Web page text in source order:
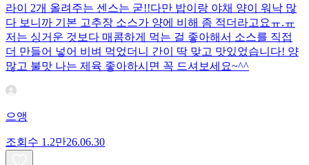
라이 2개 올려주는 센스는 굳!! ​다만 밥이랑 야채 양이 워낙 많
다 보니까 기본 고추장 소스가 양에 비해 좀 적더라고요ㅠ.ㅠ
저는 싱거운 것보다 매콤하게 먹는 걸 좋아해서 소스를 직접
더 만들어 넣어 비벼 먹었더니 간이 딱 맞고 맛있었습니다! 양
많고 불맛 나는 제육 좋아하시면 꼭 드셔보세요~^^
으앵
조회수 1.2만26.06.30